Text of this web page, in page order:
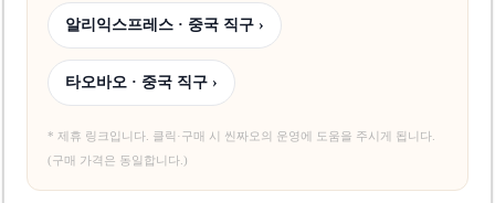
알리익스프레스 · 중국 직구 ›
타오바오 · 중국 직구 ›
* 제휴 링크입니다. 클릭·구매 시 씬짜오의 운영에 도움을 주시게 됩니다.
(구매 가격은 동일합니다.)